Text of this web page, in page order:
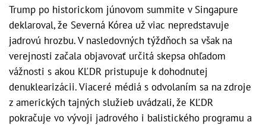
Trump po historickom júnovom summite v Singapure
deklaroval, že Severná Kórea už viac nepredstavuje
jadrovú hrozbu. V nasledovných týždňoch sa však na
verejnosti začala objavovať určitá skepsa ohľadom
vážnosti s akou KĽDR pristupuje k dohodnutej
denuklearizácii. Viaceré médiá s odvolaním sa na zdroje
z amerických tajných služieb uvádzali, že KĽDR
pokračuje vo vývoji jadrového i balistického programu a